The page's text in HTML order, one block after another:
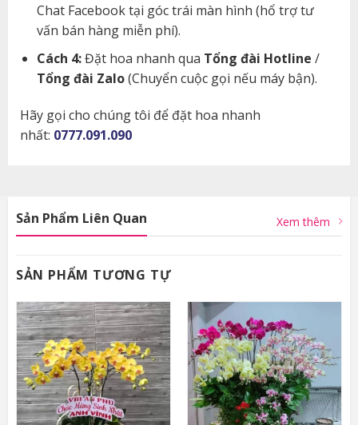
Chat Facebook tại góc trái màn hình (hổ trợ tư
vấn bán hàng miễn phí).
Cách 4:Đặt hoa nhanh qua Tổng đài Hotline /
Tổng đài Zalo(Chuyển cuộc gọi nếu máy bận).
Hãy gọi cho chúng tôi để đặt hoa nhanh
nhất: 0777.091.090
Sản Phẩm Liên Quan Xem thêm
SẢN PHẨM TƯƠNG TỰ